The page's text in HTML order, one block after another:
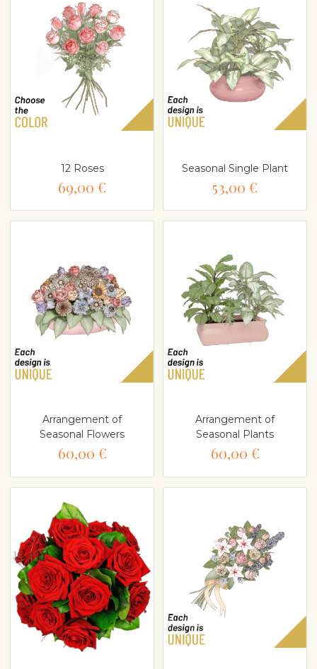
12 Roses
69,00 €
Seasonal Single Plant
53,00 €
Arrangement of
Seasonal Flowers
60,00 €
Arrangement of
Seasonal Plants
60,00 €